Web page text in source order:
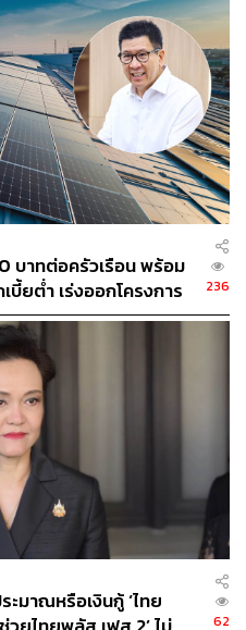
178
AUTHOR
TEAM
การ THE STANDARD
บาทต่อครัวเรือน พร้อม
ยต่ำ เร่งออกโครงการ
236
มาณหรือเงินกู้ ‘ไทย
62